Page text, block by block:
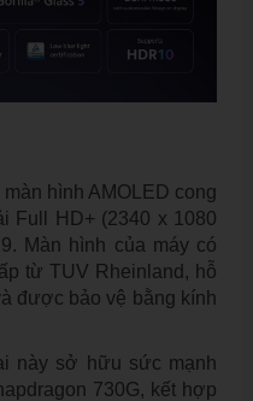
hình AMOLED cong
Full HD+ (2340 x 1080
Màn hình của máy có
từ TUV Rheinland, hỗ
được bảo vệ bằng kính
này sở hữu sức mạnh
730G, kết hợp